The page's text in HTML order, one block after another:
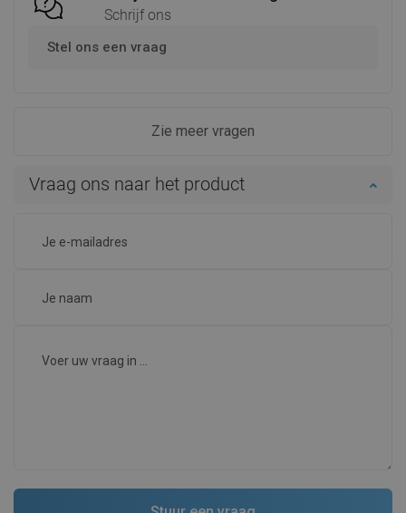
Schrijf ons
Stel ons een vraag
Zie meer vragen
Vraag ons naar het product